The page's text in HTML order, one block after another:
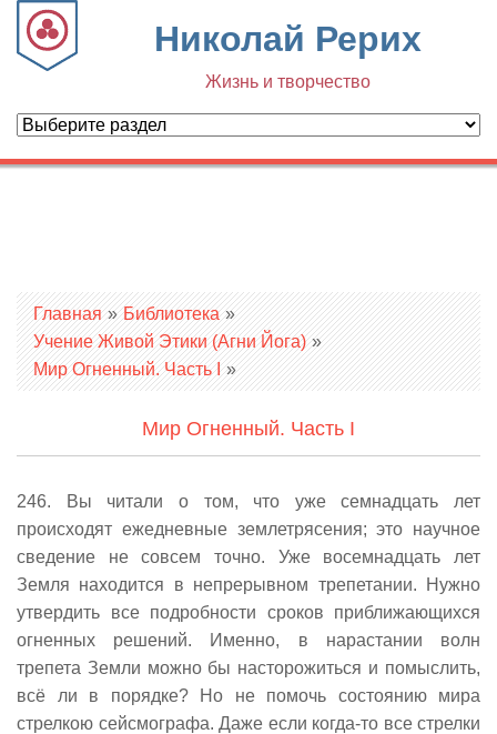
Николай Рерих
Жизнь и творчество
Вы здесь
Главная » Библиотека »
Учение Живой Этики (Агни Йога) »
Мир Огненный. Часть I »
Мир Огненный. Часть I
246. Вы читали о том, что уже семнадцать лет
происходят ежедневные землетрясения; это научное
сведение не совсем точно. Уже восемнадцать лет
Земля находится в непрерывном трепетании. Нужно
утвердить все подробности сроков приближающихся
огненных решений. Именно, в нарастании волн
трепета Земли можно бы насторожиться и помыслить,
всё ли в порядке? Но не помочь состоянию мира
стрелкою сейсмографа. Даже если когда-то все стрелки